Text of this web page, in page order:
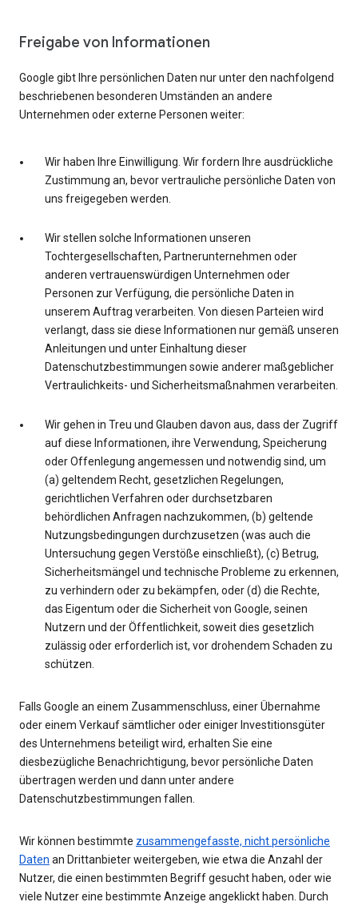
Freigabe von Informationen
Google gibt Ihre persönlichen Daten nur unter den nachfolgend
beschriebenen besonderen Umständen an andere
Unternehmen oder externe Personen weiter:
Wir haben Ihre Einwilligung. Wir fordern Ihre ausdrückliche
Zustimmung an, bevor vertrauliche persönliche Daten von
uns freigegeben werden.
Wir stellen solche Informationen unseren
Tochtergesellschaften, Partnerunternehmen oder
anderen vertrauenswürdigen Unternehmen oder
Personen zur Verfügung, die persönliche Daten in
unserem Auftrag verarbeiten. Von diesen Parteien wird
verlangt, dass sie diese Informationen nur gemäß unseren
Anleitungen und unter Einhaltung dieser
Datenschutzbestimmungen sowie anderer maßgeblicher
Vertraulichkeits- und Sicherheitsmaßnahmen verarbeiten.
Wir gehen in Treu und Glauben davon aus, dass der Zugriff
auf diese Informationen, ihre Verwendung, Speicherung
oder Offenlegung angemessen und notwendig sind, um
(a) geltendem Recht, gesetzlichen Regelungen,
gerichtlichen Verfahren oder durchsetzbaren
behördlichen Anfragen nachzukommen, (b) geltende
Nutzungsbedingungen durchzusetzen (was auch die
Untersuchung gegen Verstöße einschließt), (c) Betrug,
Sicherheitsmängel und technische Probleme zu erkennen,
zu verhindern oder zu bekämpfen, oder (d) die Rechte,
das Eigentum oder die Sicherheit von Google, seinen
Nutzern und der Öffentlichkeit, soweit dies gesetzlich
zulässig oder erforderlich ist, vor drohendem Schaden zu
schützen.
Falls Google an einem Zusammenschluss, einer Übernahme
oder einem Verkauf sämtlicher oder einiger Investitionsgüter
des Unternehmens beteiligt wird, erhalten Sie eine
diesbezügliche Benachrichtigung, bevor persönliche Daten
übertragen werden und dann unter andere
Datenschutzbestimmungen fallen.
Wir können bestimmte zusammengefasste, nicht persönliche
Daten an Drittanbieter weitergeben, wie etwa die Anzahl der
Nutzer, die einen bestimmten Begriff gesucht haben, oder wie
viele Nutzer eine bestimmte Anzeige angeklickt haben. Durch